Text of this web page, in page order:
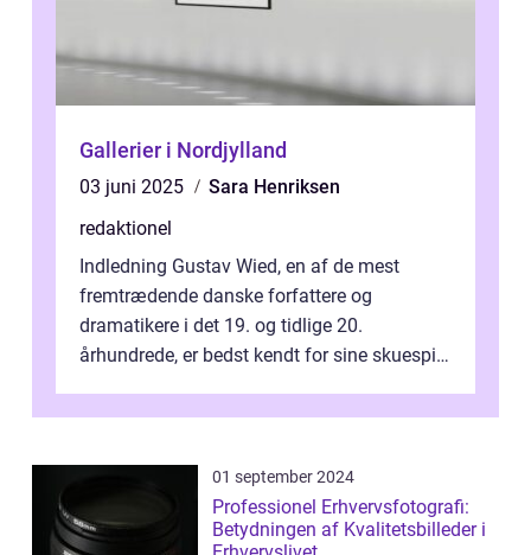
Gallerier i Nordjylland
03 juni 2025
Sara Henriksen
redaktionel
Indledning Gustav Wied, en af de mest
fremtrædende danske forfattere og
dramatikere i det 19. og tidlige 20.
århundrede, er bedst kendt for sine skuespil.
af...
01 september 2024
Professionel Erhvervsfotografi:
Betydningen af Kvalitetsbilleder i